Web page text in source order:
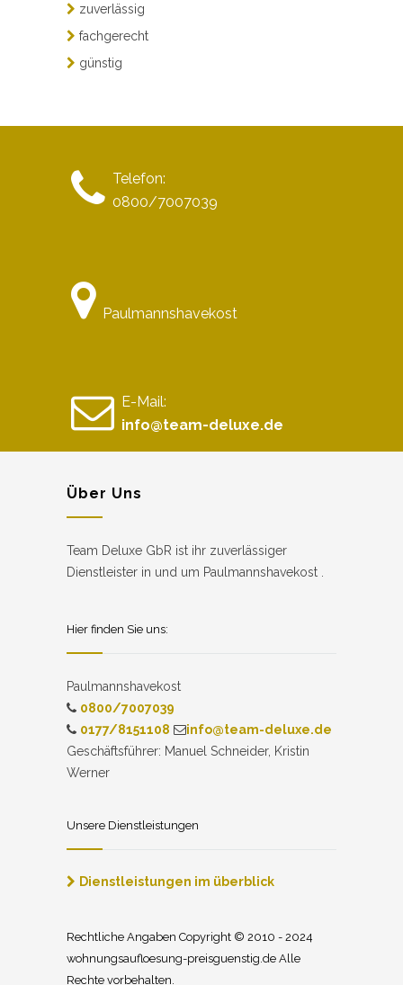
zuverlässig
fachgerecht
günstig
Telefon:
0800/7007039
Paulmannshavekost
E-Mail:
info@team-deluxe.de
Über Uns
Team Deluxe GbR ist ihr zuverlässiger
Dienstleister in und um Paulmannshavekost .
Hier finden Sie uns:
Paulmannshavekost
0800/7007039
0177/8151108
info@team-deluxe.de
Geschäftsführer: Manuel Schneider, Kristin
Werner
Unsere Dienstleistungen
Dienstleistungen im überblick
Rechtliche Angaben Copyright © 2010 - 2024
wohnungsaufloesung-preisguenstig.de Alle
Rechte vorbehalten.